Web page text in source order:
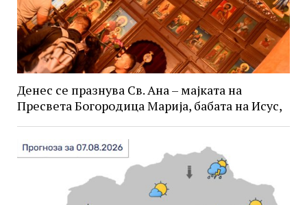
Денес се празнува Св. Ана – мајката на
Пресвета Богородица Марија, бабата на Исус,